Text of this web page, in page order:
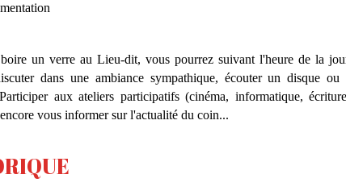
un verre au Lieu-dit, vous pourrez suivant l'heure de la
dans une ambiance sympathique, écouter un disque
aux ateliers participatifs (cinéma, informatique,
vous informer sur l'actualité du coin...